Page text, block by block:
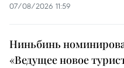
07/08/2026 11:59
Ниньбинь
«Ведущее новое